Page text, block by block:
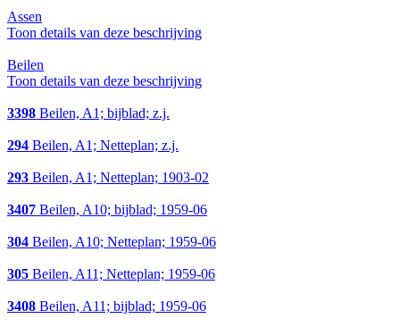
Assen
Toon details van deze beschrijving
Beilen
Toon details van deze beschrijving
3398 Beilen, A1; bijblad; z.j.
294 Beilen, A1; Netteplan; z.j.
293 Beilen, A1; Netteplan; 1903-02
3407 Beilen, A10; bijblad; 1959-06
304 Beilen, A10; Netteplan; 1959-06
305 Beilen, A11; Netteplan; 1959-06
3408 Beilen, A11; bijblad; 1959-06